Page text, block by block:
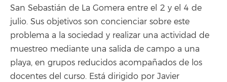
San Sebastián de La Gomera entre el 2 y el 4 de
julio. Sus objetivos son concienciar sobre este
problema a la sociedad y realizar una actividad de
muestreo mediante una salida de campo a una
playa, en grupos reducidos acompañados de los
docentes del curso. Está dirigido por Javier